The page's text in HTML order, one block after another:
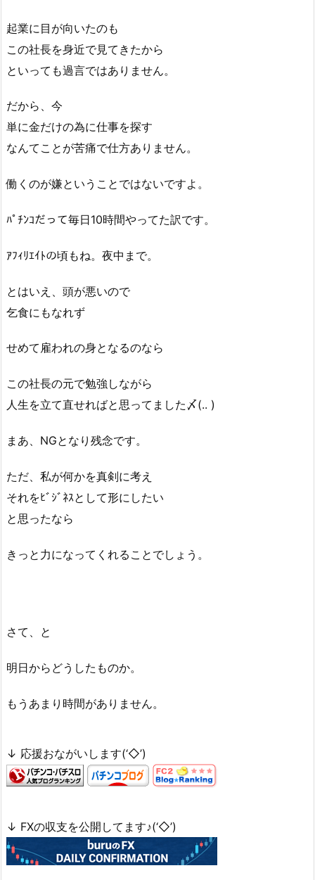
起業に目が向いたのも
この社長を身近で見てきたから
といっても過言ではありません。
だから、今
単に金だけの為に仕事を探す
なんてことが苦痛で仕方ありません。
働くのが嫌ということではないですよ。
ﾊﾟﾁﾝｺだって毎日10時間やってた訳です。
ｱﾌｨﾘｴｲﾄの頃もね。夜中まで。
とはいえ、頭が悪いので
乞食にもなれず
せめて雇われの身となるのなら
この社長の元で勉強しながら
人生を立て直せればと思ってました〆(.. )
まあ、NGとなり残念です。
ただ、私が何かを真剣に考え
それをﾋﾞｼﾞﾈｽとして形にしたい
と思ったなら
きっと力になってくれることでしょう。
さて、と
明日からどうしたものか。
もうあまり時間がありません。
↓ 応援おながいします(‘◇’)ゞ
↓ FXの収支を公開してます♪(‘◇’)ゞ